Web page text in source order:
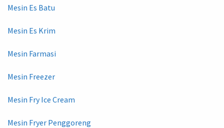
Mesin Es Batu
Mesin Es Krim
Mesin Farmasi
Mesin Freezer
Mesin Fry Ice Cream
Mesin Fryer Penggoreng